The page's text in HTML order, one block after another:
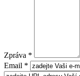
Zpráva *
Email *